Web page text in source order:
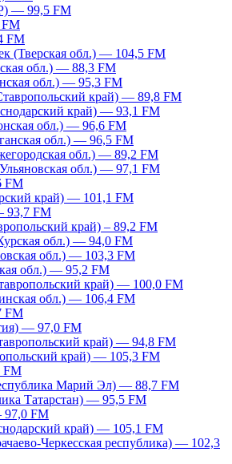
— 99,5 FM
FM
(Тверская обл.) — 104,5 FM
обл.) — 88,3 FM
обл.) — 95,3 FM
край) — 89,8 FM
край) — 93,1 FM
обл.) — 96,6 FM
обл.) — 96,5 FM
обл.) — 89,2 FM
обл.) — 97,1 FM
FM
край) — 101,1 FM
93,7 FM
край) – 89,2 FM
обл.) — 94,0 FM
обл.) — 103,3 FM
обл.) — 95,2 FM
край) — 100,0 FM
обл.) — 106,4 FM
FM
— 97,0 FM
край) — 94,8 FM
край) — 105,3 FM
FM
Марий Эл) — 88,7 FM
Татарстан) — 95,5 FM
FM
край) — 105,1 FM
Черкесская республика) — 102,3